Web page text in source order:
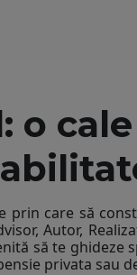
prin care să
Autor,
să te ghideze
privata sau